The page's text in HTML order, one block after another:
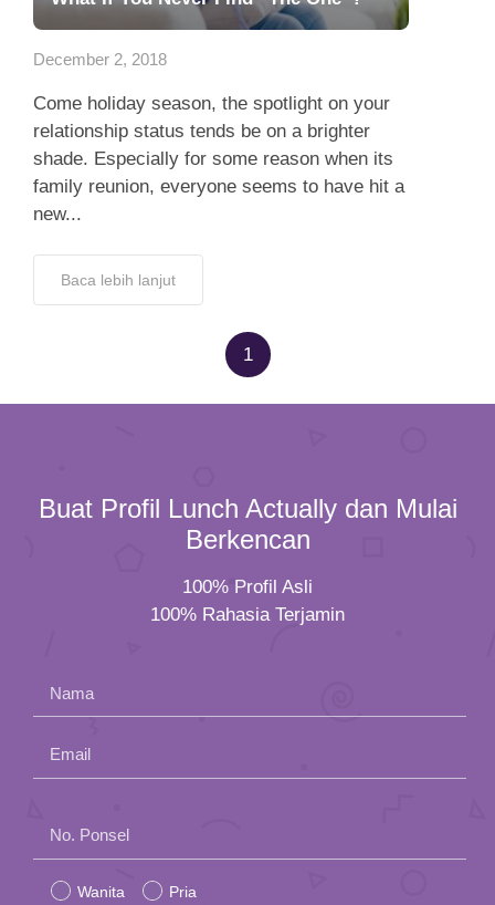
Hubungi Kami
December 2, 2018
Come holiday season, the spotlight on your
relationship status tends be on a brighter
shade. Especially for some reason when its
family reunion, everyone seems to have hit a
new...
Baca lebih lanjut
1
Buat Profil Lunch Actually dan Mulai
Berkencan
100% Profil Asli
100% Rahasia Terjamin
Nama
Email
leave
this
No. Ponsel
Wanita Pria